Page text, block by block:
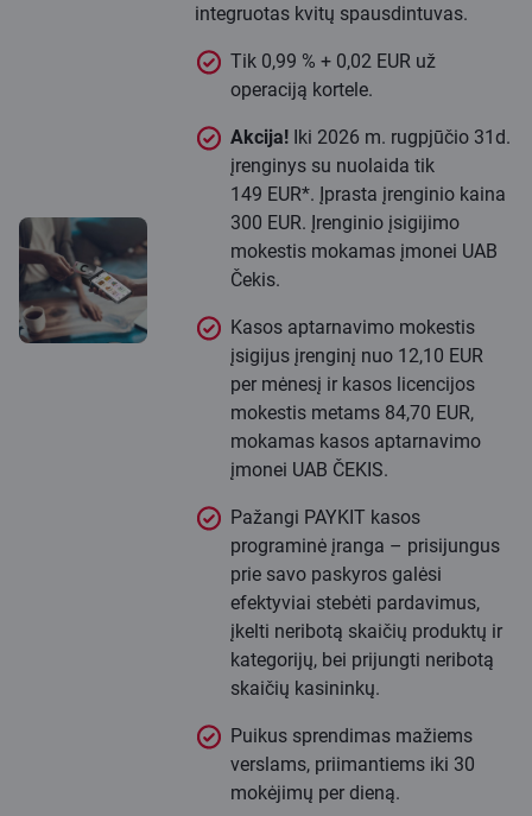
integruotas kvitų spausdintuvas.
Tik 0,99 % + 0,02 EUR už
operaciją kortele.
Akcija!Iki 2026 m. rugpjūčio 31d.
įrenginys su nuolaida tik
149 EUR*. Įprasta įrenginio kaina
300 EUR. Įrenginio įsigijimo
mokestis mokamas įmonei UAB
Čekis.
Kasos aptarnavimo mokestis
įsigijus įrenginį nuo 12,10 EUR
per mėnesį ir kasos licencijos
mokestis metams 84,70 EUR,
mokamas kasos aptarnavimo
įmonei UAB ČEKIS.
Pažangi PAYKIT kasos
programinė įranga – prisijungus
prie savo paskyros galėsi
efektyviai stebėti pardavimus,
įkelti neribotą skaičių produktų ir
kategorijų, bei prijungti neribotą
skaičių kasininkų.
Puikus sprendimas mažiems
verslams, priimantiems iki 30
mokėjimų per dieną.